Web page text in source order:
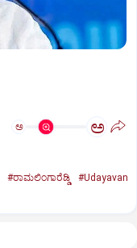
ಅ ಅ
#ರಾಮಲಿಂಗಾರೆಡ್ಡಿ
#Udayavan